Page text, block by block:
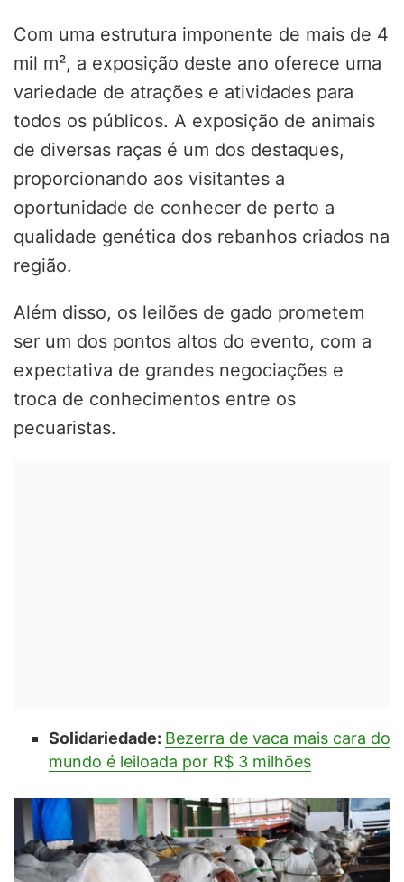
Com uma estrutura imponente de mais de 4
mil m², a exposição deste ano oferece uma
variedade de atrações e atividades para
todos os públicos. A exposição de animais
de diversas raças é um dos destaques,
proporcionando aos visitantes a
oportunidade de conhecer de perto a
qualidade genética dos rebanhos criados na
região.
Além disso, os leilões de gado prometem
ser um dos pontos altos do evento, com a
expectativa de grandes negociações e
troca de conhecimentos entre os
pecuaristas.
Solidariedade: Bezerra de vaca mais cara do
mundo é leiloada por R$ 3 milhões